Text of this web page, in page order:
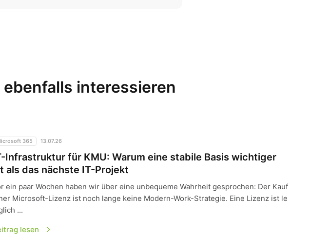
interessieren
365 13.07.26
Infrastruktur für KMU: Warum eine stabile Basis wichtiger
als das nächste IT-Projekt
ein paar Wochen haben wir über eine unbequeme Wahrheit gesprochen: Der Kauf
Microsoft-Lizenz ist noch lange keine Modern-Work-Strategie. Eine Lizenz ist le
...
lesen